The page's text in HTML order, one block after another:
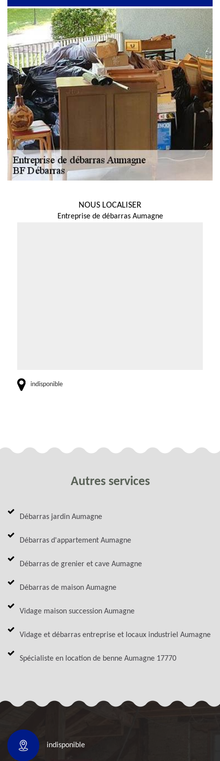
NOUS LOCALISER
Entreprise de débarras Aumagne
indisponible
Autres services
Débarras jardin Aumagne
Débarras d'appartement Aumagne
Débarras de grenier et cave Aumagne
Débarras de maison Aumagne
Vidage maison succession Aumagne
Vidage et débarras entreprise et locaux industriel Aumagne
Spécialiste en location de benne Aumagne 17770
indisponible